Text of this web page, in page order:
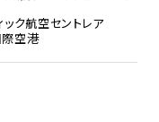
ック航空セントレア
空港